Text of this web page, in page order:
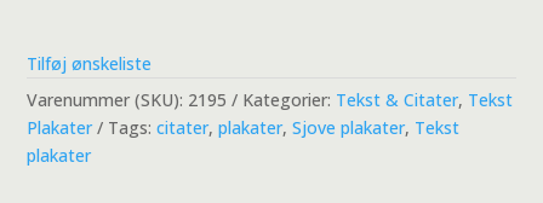
Tilføj ønskeliste
Varenummer (SKU): 2195 Kategorier: Tekst & Citater, Tekst
Plakater
Tags:citater,plakater,Sjove plakater, Tekst
plakater